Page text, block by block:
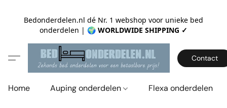
Bedonderdelen.nl dé Nr. 1 webshop voor unieke bed
onderdelen | 🌍 WORLDWIDE SHIPPING ✓
Contact
Home Auping onderdelen Flexa onderdelen